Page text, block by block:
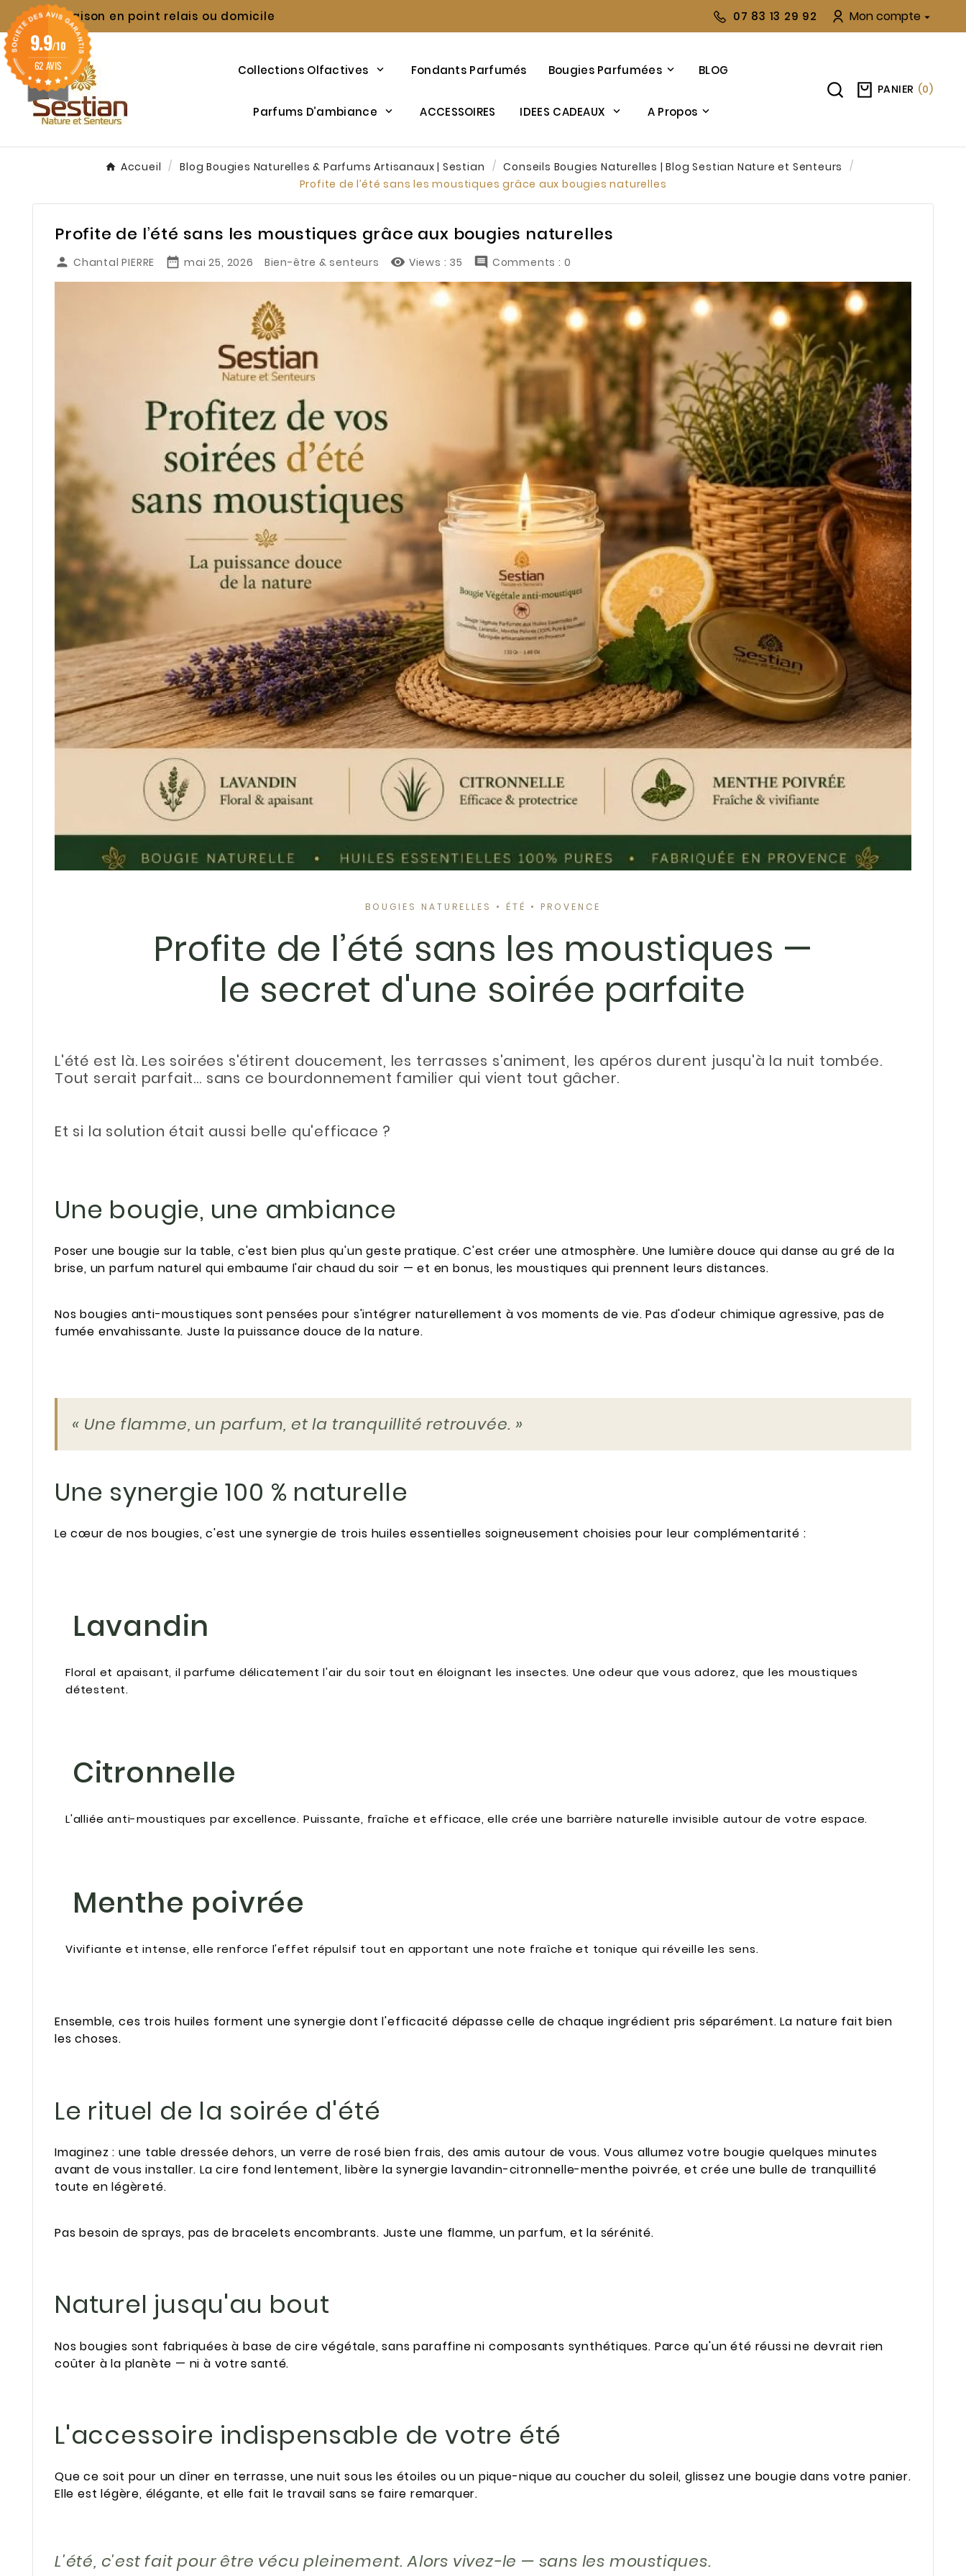
 Livraison en point relais ou domicile 07 83 13 29 92 Mon compte 
Collections Olfactives Fondants Parfumés Bougies Parfumées BLOG
Parfums D’ambiance ACCESSOIRES IDEES CADEAUX A Propos
PANIER (0)
Accueil Blog Bougies Naturelles & Parfums Artisanaux | Sestian
Conseils Bougies Naturelles | Blog Sestian Nature et Senteurs
Profite de l’été sans les moustiques grâce aux bougies naturelles
Profite de l’été sans les moustiques grâce aux bougies naturelles
 Chantal PIERRE  mai 25, 2026 Bien-être & senteurs  Views : 35  Comments : 0
BOUGIES NATURELLES • ÉTÉ • PROVENCE
Profite de l’été sans les moustiques —
le secret d'une soirée parfaite
L'été est là. Les soirées s'étirent doucement, les terrasses s'animent, les apéros durent jusqu'à la nuit tombée.
Tout serait parfait… sans ce bourdonnement familier qui vient tout gâcher.
Et si la solution était aussi belle qu'efficace ?
Une bougie, une ambiance
Poser une bougie sur la table, c'est bien plus qu'un geste pratique. C'est créer une atmosphère. Une lumière douce qui danse au gré de la
brise, un parfum naturel qui embaume l'air chaud du soir — et en bonus, les moustiques qui prennent leurs distances.
Nos bougies anti-moustiques sont pensées pour s'intégrer naturellement à vos moments de vie. Pas d'odeur chimique agressive, pas de
fumée envahissante. Juste la puissance douce de la nature.
« Une flamme, un parfum, et la tranquillité retrouvée. »
Une synergie 100 % naturelle
Le cœur de nos bougies, c'est une synergie de trois huiles essentielles soigneusement choisies pour leur complémentarité :
Lavandin
Floral et apaisant, il parfume délicatement l'air du soir tout en éloignant les insectes. Une odeur que vous adorez, que les moustiques
détestent.
Citronnelle
L'alliée anti-moustiques par excellence. Puissante, fraîche et efficace, elle crée une barrière naturelle invisible autour de votre espace.
Menthe poivrée
Vivifiante et intense, elle renforce l'effet répulsif tout en apportant une note fraîche et tonique qui réveille les sens.
Ensemble, ces trois huiles forment une synergie dont l'efficacité dépasse celle de chaque ingrédient pris séparément. La nature fait bien
les choses.
Le rituel de la soirée d'été
Imaginez : une table dressée dehors, un verre de rosé bien frais, des amis autour de vous. Vous allumez votre bougie quelques minutes
avant de vous installer. La cire fond lentement, libère la synergie lavandin-citronnelle-menthe poivrée, et crée une bulle de tranquillité
toute en légèreté.
Pas besoin de sprays, pas de bracelets encombrants. Juste une flamme, un parfum, et la sérénité.
Naturel jusqu'au bout
Nos bougies sont fabriquées à base de cire végétale, sans paraffine ni composants synthétiques. Parce qu'un été réussi ne devrait rien
coûter à la planète — ni à votre santé.
L'accessoire indispensable de votre été
Que ce soit pour un dîner en terrasse, une nuit sous les étoiles ou un pique-nique au coucher du soleil, glissez une bougie dans votre panier.
Elle est légère, élégante, et elle fait le travail sans se faire remarquer.
L'été, c'est fait pour être vécu pleinement. Alors vivez-le — sans les moustiques.
9.9/10
62 AVIS